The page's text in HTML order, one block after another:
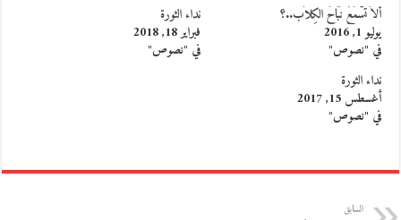
ألاَ تَسْمَعُ نَبَاحَ الكِلاَب..؟
يوليو 1, 2016
في "نصوص"
نداء الثورة
فبراير 18, 2018
في "نصوص"
نداء الثورة
أغسطس 15, 2017
في "نصوص"
السابق